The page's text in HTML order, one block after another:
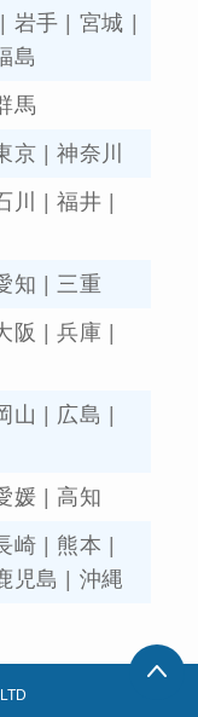
岩手 宮城
島
馬
京 |神奈川
川 |福井
知 |三重
阪 |兵庫
山 広島
媛
高知
崎 熊本
児島 沖縄